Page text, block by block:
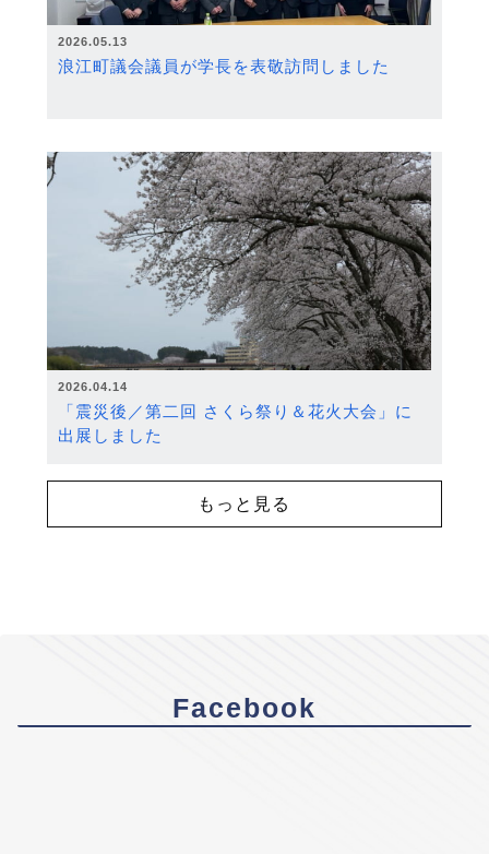
2026.05.13
浪江町議会議員が学長を表敬訪問しました
2026.04.14
「震災後／第二回 さくら祭り＆花火大会」に
出展しました
もっと見る
Facebook